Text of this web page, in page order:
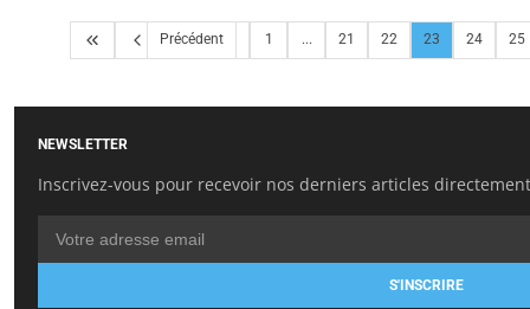
Précédent 1 ... 21 22 23 24 25
NEWSLETTER
Inscrivez-vous pour recevoir nos derniers articles
S'INSCRIRE